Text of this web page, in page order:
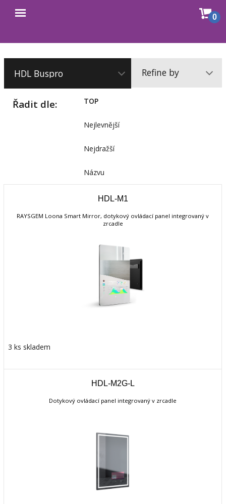
menu
0
Refine by
Řadit dle: TOP
Nejlevnější
Nejdražší
Názvu
HDL-M1
RAYSGEM Loona Smart Mirror, dotykový ovládací panel integrovaný v
zrcadle
3 ks skladem
HDL-M2G-L
Dotykový ovládací panel integrovaný v zrcadle